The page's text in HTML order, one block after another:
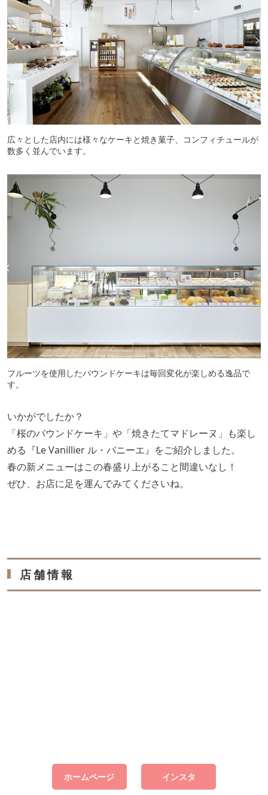
広々とした店内には様々なケーキと焼き菓子、コンフィチュールが
数多く並んでいます。
フルーツを使用したパウンドケーキは毎回変化が楽しめる逸品で
す。
いかがでしたか？
「桜のパウンドケーキ」や「焼きたてマドレーヌ」も楽し
める『Le Vanillier ル・バニーエ』をご紹介しました。
春の新メニューはこの春盛り上がること間違いなし！
ぜひ、お店に足を運んでみてくださいね。
店舗情報
ホームページ インスタ